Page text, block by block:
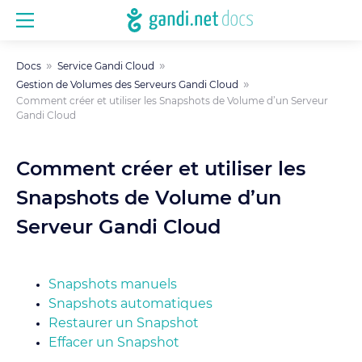
Docs
Service Gandi Cloud
Gestion de Volumes des Serveurs Gandi Cloud
Comment créer et utiliser les Snapshots de Volume d’un Serveur
Gandi Cloud
Comment créer et utiliser les
Snapshots de Volume d’un
Serveur Gandi Cloud
Snapshots manuels
Snapshots automatiques
Restaurer un Snapshot
Effacer un Snapshot